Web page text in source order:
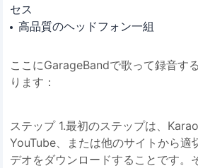
セス
高品質のヘッドフォン一組
ここにGarageBandで歌って録音す
ります：
ステップ 1.最初のステップは、
YouTube、または他のサイトから適
デオをダウンロードすることです。